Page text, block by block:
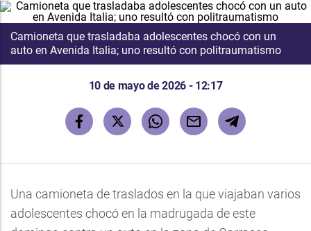
Camioneta que trasladaba adolescentes chocó con un
auto en Avenida Italia; uno resultó con politraumatismo
10 de mayo de 2026 - 12:17
Una camioneta de traslados en la que viajaban varios
adolescentes chocó en la madrugada de este